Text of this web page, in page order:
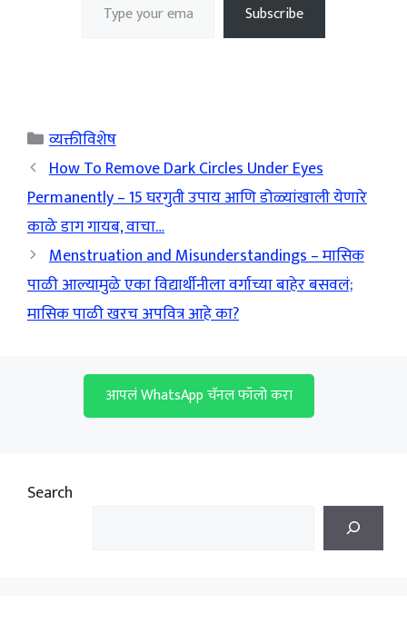
Subscribe
Categories
व्यक्तीविशेष
How To Remove Dark Circles Under Eyes
Permanently – 15 घरगुती उपाय आणि डोळ्यांखाली येणारे
काळे डाग गायब, वाचा…
Menstruation and Misunderstandings – मासिक
पाळी आल्यामुळे एका विद्यार्थीनीला वर्गाच्या बाहेर बसवलं;
मासिक पाळी खरच अपवित्र आहे का?
आपलं WhatsApp चॅनल फॉलो करा
Search